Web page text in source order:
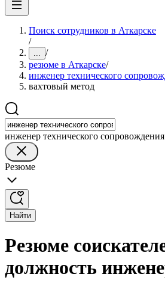
Поиск сотрудников в Аткарске
/
... /
резюме в Аткарске/
инженер технического
вахтовый метод
инженер технического сопровождения
Резюме
Найти
Резюме
должность